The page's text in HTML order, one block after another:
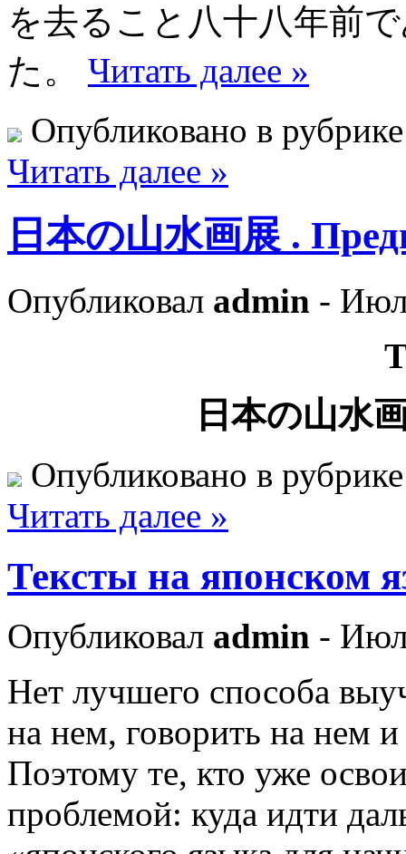
を去ること八十八年前
た。 Читать далее »
Опубликовано в
Читать далее »
日本の山水画展 .
Опубликовал admin -
日本の山水
Опубликовано в
Читать далее »
Тексты на японском
Опубликовал admin -
Нет лучшего способа
на нем, говорить на нем
Поэтому те, кто уже
проблемой: куда идти